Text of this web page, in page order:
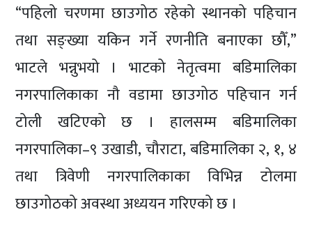
“पहिलो चरणमा छाउगोठ रहेको स्थानको पहिचान
तथा सङ्ख्या यकिन गर्ने रणनीति बनाएका छौँ,”
भाटले भन्नुभयो । भाटको नेतृत्वमा बडिमालिका
नगरपालिकाका नौ वडामा छाउगोठ पहिचान गर्न
टोली खटिएको छ । हालसम्म बडिमालिका
नगरपालिका–९ उखाडी, चौराटा, बडिमालिका २, १, ४
तथा त्रिवेणी नगरपालिकाका विभिन्न टोलमा
छाउगोठको अवस्था अध्ययन गरिएको छ ।